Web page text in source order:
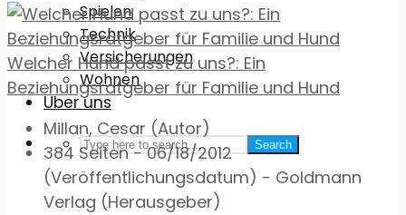
Spielen
Technik
Versicherungen
Wohnen
Über uns
Search
Welcher Hund passt zu uns?: Ein
Beziehungsratgeber für Familie und Hund
Millan, Cesar (Autor)
384 Seiten - 06/18/2012
(Veröffentlichungsdatum) - Goldmann
Verlag (Herausgeber)